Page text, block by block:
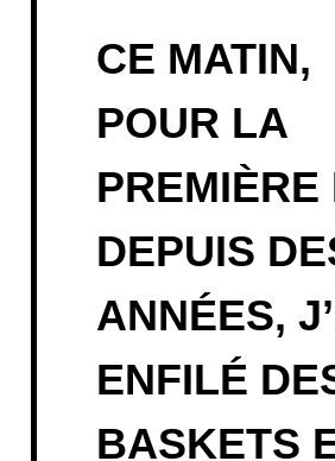
CE MATIN,
POUR LA
PREMIÈRE
DEPUIS
ANNÉES,
ENFILÉ
BASKETS